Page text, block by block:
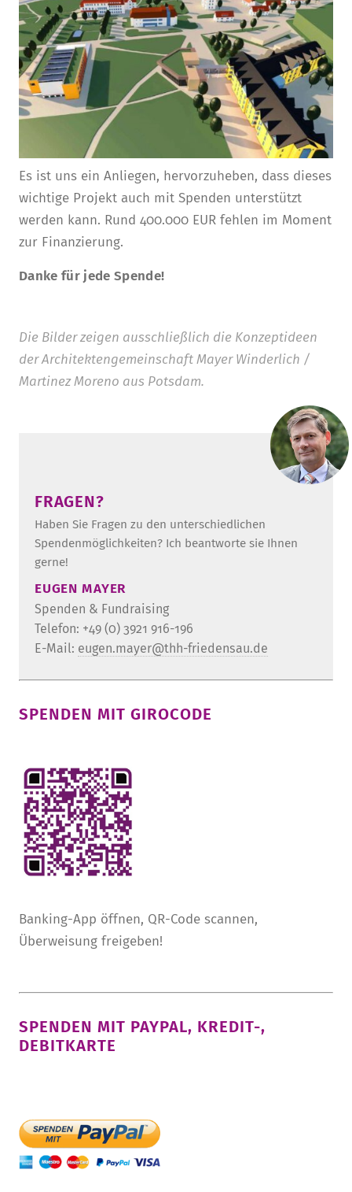
Es ist uns ein Anliegen, hervorzuheben, dass dieses
wichtige Projekt auch mit Spenden unterstützt
werden kann. Rund 400.000 EUR fehlen im Moment
zur Finanzierung.
Danke für jede Spende!
Die Bilder zeigen ausschließlich die Konzeptideen
der Architektengemeinschaft Mayer Winderlich /
Martinez Moreno aus Potsdam.
FRAGEN?
Haben Sie Fragen zu den unterschiedlichen
Spendenmöglichkeiten? Ich beantworte sie Ihnen
gerne!
EUGEN MAYER
Spenden & Fundraising
Telefon: +49 (0) 3921 916-196
E-Mail: eugen.mayer@thh-friedensau.de
SPENDEN MIT GIROCODE
Banking-App öffnen, QR-Code scannen,
Überweisung freigeben!
SPENDEN MIT PAYPAL, KREDIT-,
DEBITKARTE